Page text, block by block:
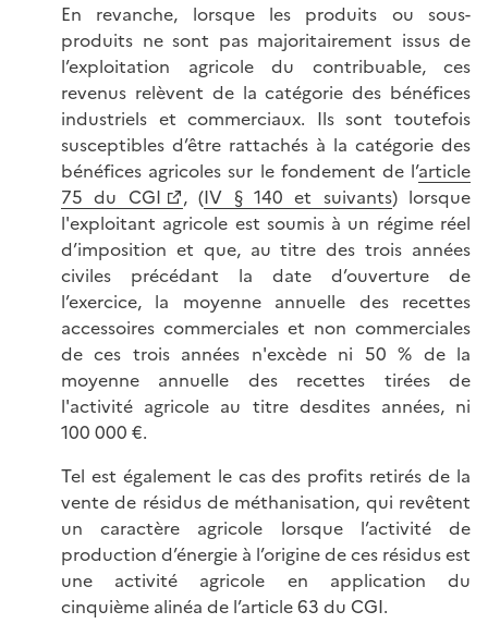
En revanche, lorsque les produits ou sous-
produits ne sont pas majoritairement issus de
l’exploitation agricole du contribuable, ces
revenus relèvent de la catégorie des bénéfices
industriels et commerciaux. Ils sont toutefois
susceptibles d’être rattachés à la catégorie des
bénéfices agricoles sur le fondement de l’article
75 du CGI
, (IV § 140 et suivants) lorsque
l'exploitant agricole est soumis à un régime réel
d’imposition et que, au titre des trois années
civiles précédant la date d’ouverture de
l’exercice, la moyenne annuelle des recettes
accessoires commerciales et non commerciales
de ces trois années n'excède ni 50 % de la
moyenne annuelle des recettes tirées de
l'activité agricole au titre desdites années, ni
100 000 €.
Tel est également le cas des profits retirés de la
vente de résidus de méthanisation, qui revêtent
un caractère agricole lorsque l’activité de
production d’énergie à l’origine de ces résidus est
une activité agricole en application du
cinquième alinéa de l’article 63 du CGI.